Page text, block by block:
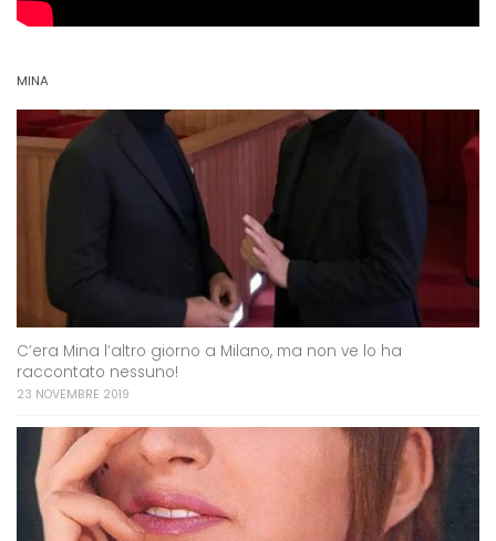
MINA
C’era Mina l’altro giorno a Milano, ma non ve lo ha
raccontato nessuno!
23 NOVEMBRE 2019